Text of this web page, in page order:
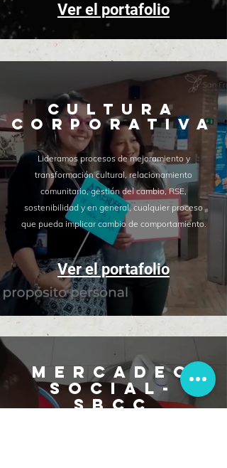
Ver el portafolio
CULTURA
CORPORATIVA
Lideramos procesos de mejoramiento y
transformación cultural, relacionamiento
comunitario, gestión del cambio, RSE,
sostenibilidad y en general, cualquier proceso
que pueda implicar cambio de comportamiento.
Ver el portafolio
mercadeo
social-
sbcc